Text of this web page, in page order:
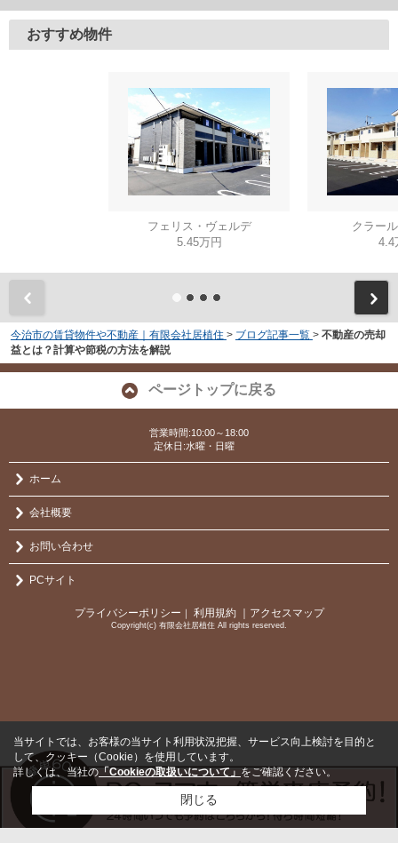
おすすめ物件
フェリス・ヴェルデ
5.45万円
クラー
4.4
今治市の賃貸物件や不動産｜有限会社居植住 > ブログ記事一覧 > 不動産の売却
益とは？計算や節税の方法を解説
ページトップに戻る
営業時間:10:00～18:00
定休日:水曜・日曜
ホーム
会社概要
お問い合わせ
PCサイト
プライバシーポリシー ｜ 利用規約 ｜アクセスマップ
Copyright(c) 有限会社居植住 All rights reserved.
当サイトでは、お客様の当サイト利用状況把握、サービス向上検討を目的と
して、クッキー（Cookie）を使用しています。
詳しくは、当社の 「Cookieの取扱いについて」 をご確認ください。
閉じる